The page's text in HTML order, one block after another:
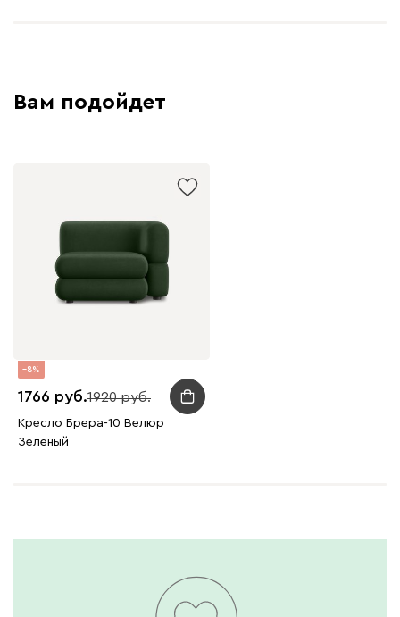
Вам подойдет
8
1766 1920
Кресло Брера-10 Велюр
Зеленый